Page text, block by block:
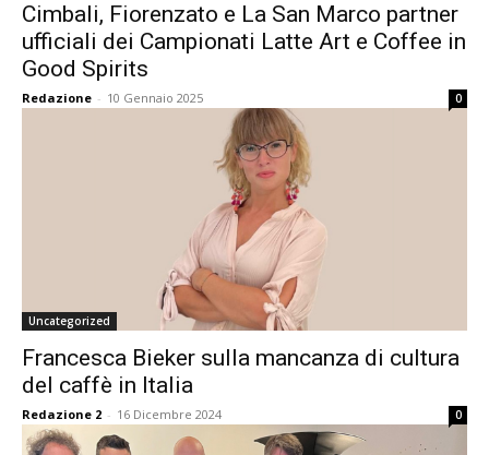
Cimbali, Fiorenzato e La San Marco partner
ufficiali dei Campionati Latte Art e Coffee in
Good Spirits
Redazione - 10 Gennaio 2025 0
Uncategorized
Francesca Bieker sulla mancanza di cultura
del caffè in Italia
Redazione 2 - 16 Dicembre 2024 0